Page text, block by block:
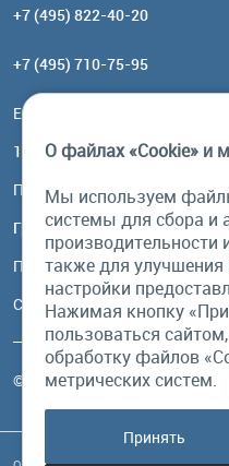
+7 (495) 822-40-20
+7 (495) 710-75-95
Email:
117485, Москва, ул.
Посмотреть на карте
График работы
Пн-Пт: с 10:00 до 18:00
Сб, Вс: выходной
© Бурый Медведь MMXXVI.
О файлах «Cookie» и
Мы используем
системы для сбора
производительности
также для
настройки
Нажимая кнопку
пользоваться
обработку файлов
метрических систем.
Принять